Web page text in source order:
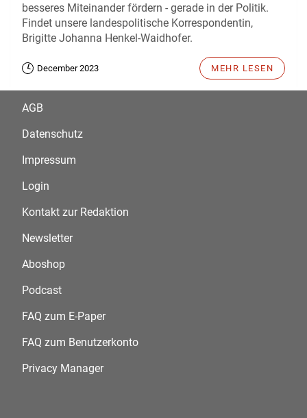
besseres Miteinander fördern - gerade in der Politik.
Findet unsere landespolitische Korrespondentin,
Brigitte Johanna Henkel-Waidhofer.
December 2023 MEHR LESEN
AGB
Datenschutz
Impressum
Login
Kontakt zur Redaktion
Newsletter
Aboshop
Podcast
FAQ zum E-Paper
FAQ zum Benutzerkonto
Privacy Manager